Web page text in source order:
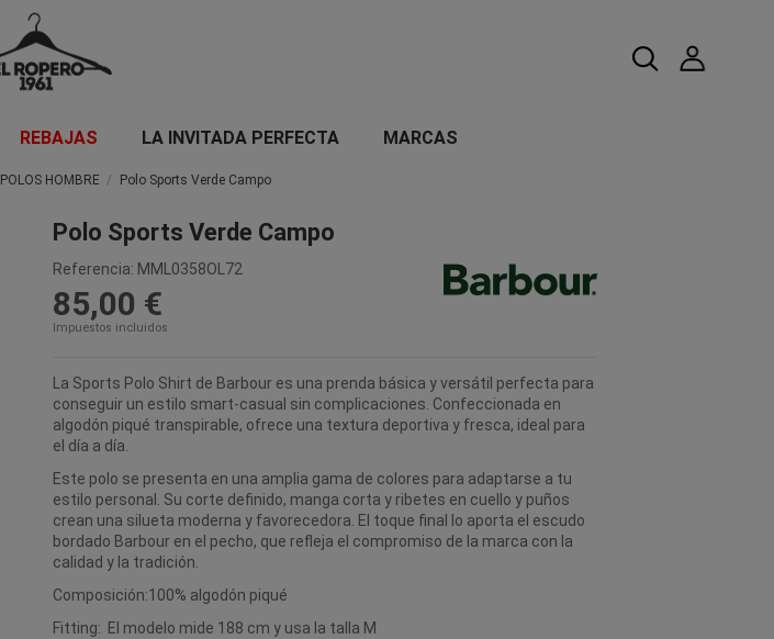
REBAJAS LA INVITADA PERFECTA MARCAS
POLOS HOMBRE Polo Sports Verde Campo
Polo Sports Verde Campo
Referencia: MML0358OL72
85,00 €
Impuestos incluidos
La Sports Polo Shirt de Barbour es una prenda básica y versátil perfecta para
conseguir un estilo smart-casual sin complicaciones. Confeccionada en
algodón piqué transpirable, ofrece una textura deportiva y fresca, ideal para
el día a día.
Este polo se presenta en una amplia gama de colores para adaptarse a tu
estilo personal. Su corte definido, manga corta y ribetes en cuello y puños
crean una silueta moderna y favorecedora. El toque final lo aporta el escudo
bordado Barbour en el pecho, que refleja el compromiso de la marca con la
calidad y la tradición.
Composición:100% algodón piqué
Fitting: El modelo mide 188 cm y usa la talla M